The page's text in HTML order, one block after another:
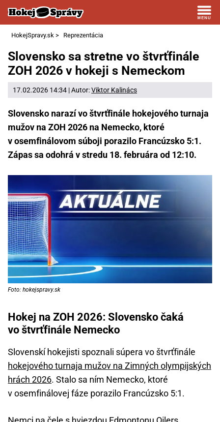
HokejSpravy.sk > Reprezentácia
Slovensko sa stretne vo štvrťfinále
ZOH 2026 v hokeji s Nemeckom
17.02.2026 14:34 | Autor:Viktor Kalinács
Slovensko narazí vo štvrťfinále hokejového turnaja
mužov na ZOH 2026 na Nemecko, ktoré
v osemfinálovom súboji porazilo Francúzsko 5:1.
Zápas sa odohrá v stredu 18. februára od 12:10.
Foto: hokejspravy.sk
Hokej na ZOH 2026: Slovensko čaká
vo štvrťfinále Nemecko
Slovenskí hokejisti spoznali súpera vo štvrťfinále
hokejového turnaja mužov na Zimných olympijských
hrách 2026. Stalo sa ním Nemecko, ktoré
v osemfinálovej fáze porazilo Francúzsko 5:1.